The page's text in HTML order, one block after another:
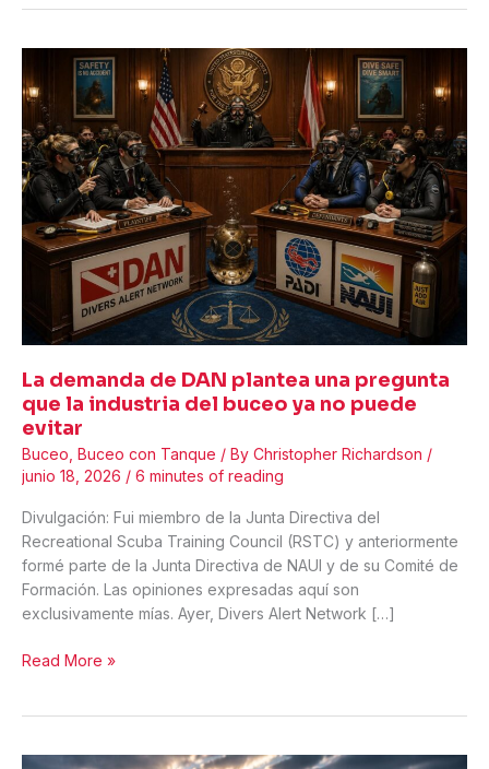
acaban
de
admitir
que
los
estándares
del
sector
son
defectuosos
La demanda de DAN plantea una pregunta
que la industria del buceo ya no puede
evitar
Buceo Buceo con Tanque / By Christopher Richardson /
junio 18, 2026 / 6 minutes of reading
Divulgación: Fui miembro de la Junta Directiva del
Recreational Scuba Training Council (RSTC) y anteriormente
formé parte de la Junta Directiva de NAUI y de su Comité de
Formación. Las opiniones expresadas aquí son
exclusivamente mías. Ayer, Divers Alert Network […]
La
plantea
Read More »